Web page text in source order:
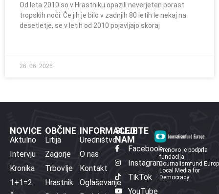
Od leta 2010 so v Hrastniku opazili neverjeten porast
tropskih noči. Če jih je bilo v zadnjih 80 letih le nekaj na
desetletje, se v letih od 2010 pojavljajo skoraj
26. 06. 2026
NOVICE
Aktulno
Intervju
Kronika
1+1=2
OBČINE
Litija
Zagorje
Trbovlje
Hrastnik
INFORMACIJE
Uredništvo
O nas
Kontakt
Oglaševanje
SLEDITE
NAM
Facebook
Instagram
TikTok
YouTube
Prenovo je podprla
fundacija
Journalismfund
Local Media for
Democracy.